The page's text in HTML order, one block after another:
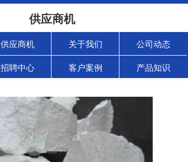
供应商机
供应商机 关于我们 公司动态
招聘中心 客户案例 产品知识